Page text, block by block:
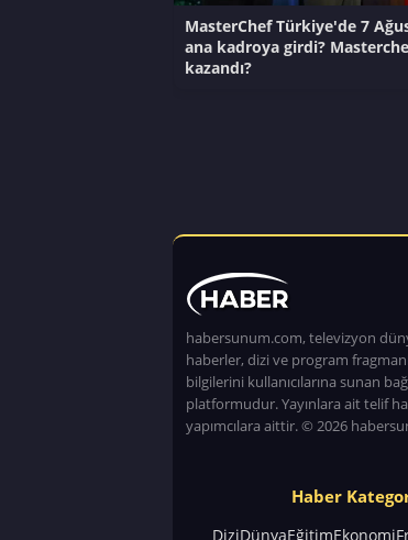
MasterChef Türkiye'de 7
ana kadroya girdi?
kazandı?
habersunum.com, televizyon
haberler, dizi ve program
bilgilerini kullanıcılarına sunan
platformudur. Yayınlara ait telif
yapımcılara aittir. © 2026
Haber
DiziDünyaEğitimEkonomi